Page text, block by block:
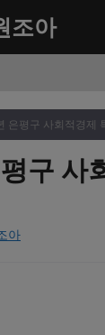
조아
은평구 사회적경제
구 사
아